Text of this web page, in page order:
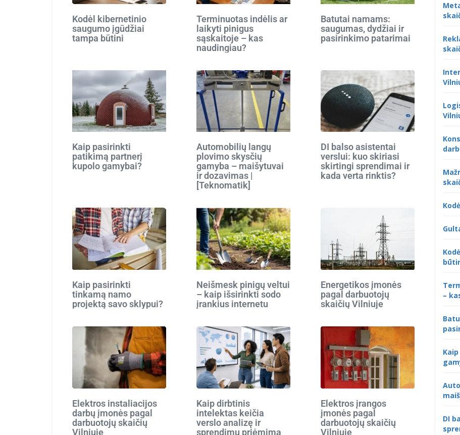
Kodėl kibernetinio
saugumo įgūdžiai
tampa būtini
Terminuotas indėlis ar
laikyti pinigus
sąskaitoje – kas
naudingiau?
Batutai namams:
saugumas, dydžiai ir
pasirinkimo patarimai
Kaip pasirinkti
patikimą partnerį
kupolo gamybai?
Automobilių langų
plovimo skysčių
gamyba – maišytuvai
ir dozavimas |
[Teknomatik]
DI balso asistentai
verslui: kuo skiriasi
skirtingi sprendimai ir
kada verta rinktis?
Kaip pasirinkti
tinkamą namo
projektą savo sklypui?
Neišmesk pinigų veltui
– kaip išsirinkti sodo
įrankius internetu
Energetikos įmonės
pagal darbuotojų
skaičių Vilniuje
Elektros instaliacijos
darbų įmonės pagal
darbuotojų skaičių
Vilniuje
Kaip dirbtinis
intelektas keičia
verslo analizę ir
sprendimų priėmimą
Elektros įrangos
įmonės pagal
darbuotojų skaičių
Vilniuje
–
DI